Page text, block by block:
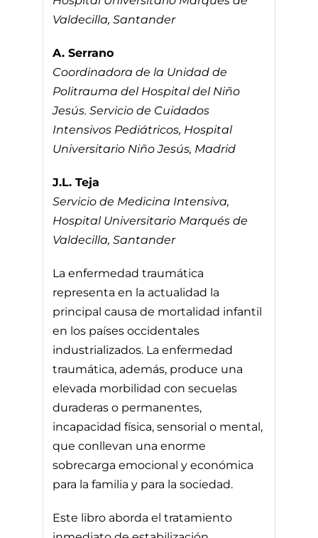
Valdecilla, Santander
A. Serrano
Coordinadora de la Unidad de
Politrauma del Hospital del Niño
Jesús. Servicio de Cuidados
Intensivos Pediátricos, Hospital
Universitario Niño Jesús, Madrid
J.L. Teja
Servicio de Medicina Intensiva,
Hospital Universitario Marqués de
Valdecilla, Santander
La enfermedad traumática
representa en la actualidad la
principal causa de mortalidad infantil
en los países occidentales
industrializados. La enfermedad
traumática, además, produce una
elevada morbilidad con secuelas
duraderas o permanentes,
incapacidad física, sensorial o mental,
que conllevan una enorme
sobrecarga emocional y económica
para la familia y para la sociedad.
Este libro aborda el tratamiento